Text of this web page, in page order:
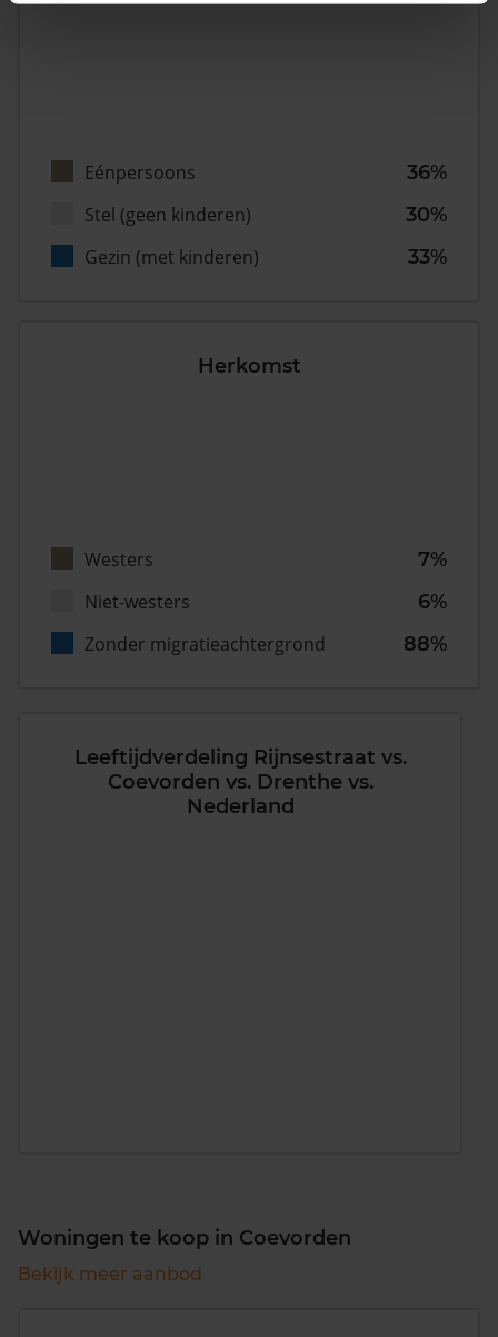
Eénpersoons
36%
Stel (geen kinderen)
30%
Gezin (met kinderen)
33%
Herkomst
Westers
7%
Niet-westers
6%
Zonder migratieachtergrond
88%
Leeftijdverdeling Rijnsestraat vs.
Coevorden vs. Drenthe vs.
Nederland
Woningen te koop in Coevorden
Bekijk meer aanbod